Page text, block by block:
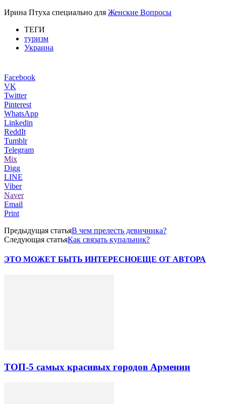
Ирина Птуха специально для Женские Вопросы
ТЕГИ
туризм
Украина
Facebook
VK
Twitter
Pinterest
WhatsApp
Linkedin
ReddIt
Tumblr
Telegram
Mix
Digg
LINE
Viber
Naver
Email
Print
Предыдущая статьяВ чем прелесть девичника?
Следующая статьяКак связать купальник?
ЭТО МОЖЕТ БЫТЬ ИНТЕРЕСНОЕЩЕ ОТ АВТОРА
ТОП-5 самых красивых городов Армении